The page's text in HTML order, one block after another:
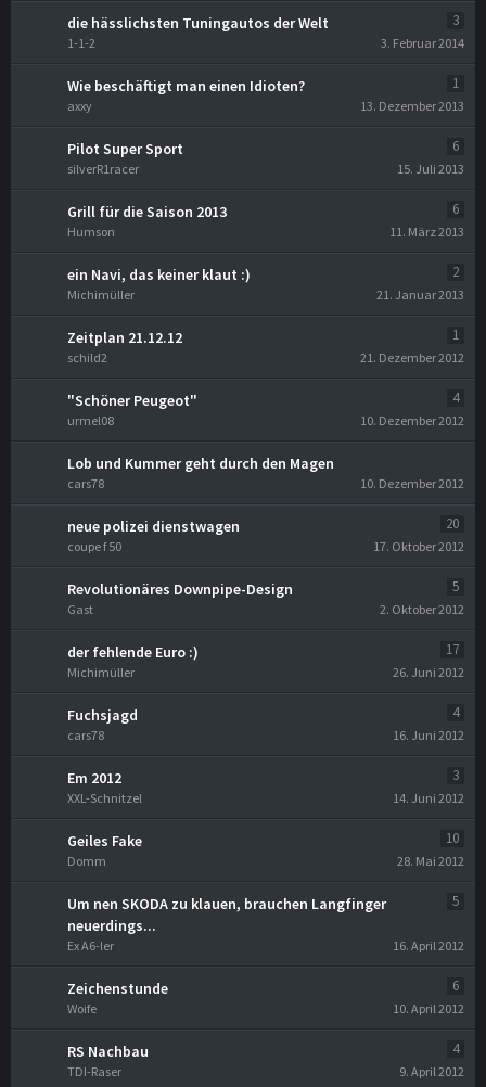
die hässlichsten Tuningautos der Welt 3
1-1-2 3. Februar 2014
Wie beschäftigt man einen Idioten? 1
axxy 13. Dezember 2013
Pilot Super Sport 6
silverR1racer 15. Juli 2013
Grill für die Saison 2013 6
Humson 11. März 2013
ein Navi, das keiner klaut :) 2
Michimüller 21. Januar 2013
Zeitplan 21.12.12 1
schild2 21. Dezember 2012
"Schöner Peugeot" 4
urmel08 10. Dezember 2012
Lob und Kummer geht durch den Magen
cars78 10. Dezember 2012
neue polizei dienstwagen 20
coupe f 50 17. Oktober 2012
Revolutionäres Downpipe-Design 5
Gast 2. Oktober 2012
der fehlende Euro :) 17
Michimüller 26. Juni 2012
Fuchsjagd 4
cars78 16. Juni 2012
Em 2012 3
XXL-Schnitzel 14. Juni 2012
Geiles Fake 10
Domm 28. Mai 2012
Um nen SKODA zu klauen, brauchen Langfinger
neuerdings...
5
Ex A6-ler 16. April 2012
Zeichenstunde 6
Woife 10. April 2012
RS Nachbau 4
TDI-Raser 9. April 2012